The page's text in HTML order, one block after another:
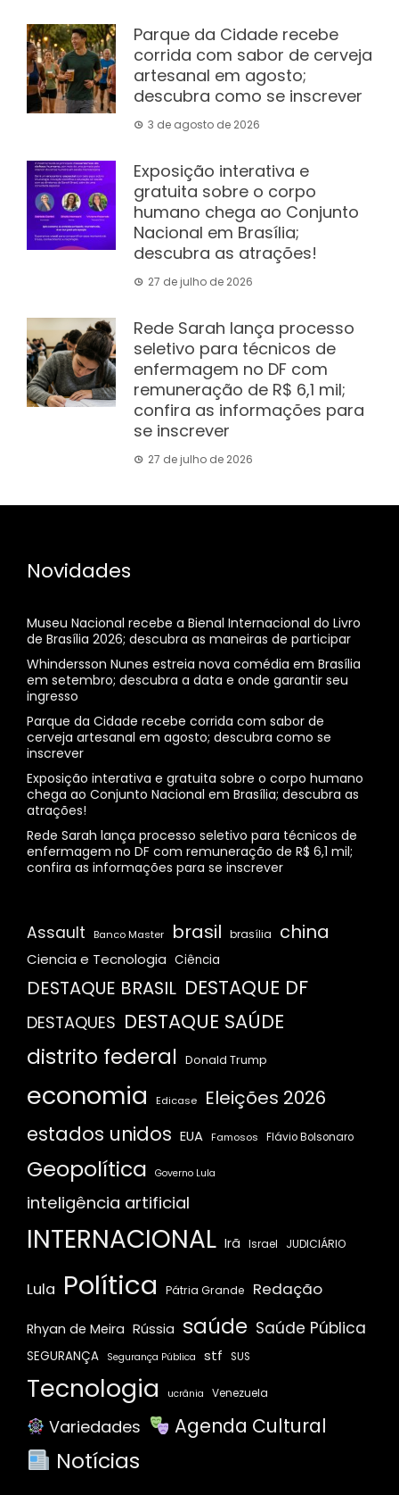
Parque da Cidade recebe
corrida com sabor de cerveja
artesanal em agosto;
descubra como se inscrever
3 de agosto de 2026
Exposição interativa e
gratuita sobre o corpo
humano chega ao Conjunto
Nacional em Brasília;
descubra as atrações!
27 de julho de 2026
Rede Sarah lança processo
seletivo para técnicos de
enfermagem no DF com
remuneração de R$ 6,1 mil;
confira as informações para
se inscrever
27 de julho de 2026
Novidades
Museu Nacional recebe a Bienal Internacional do Livro
de Brasília 2026; descubra as maneiras de participar
Whindersson Nunes estreia nova comédia em Brasília
em setembro; descubra a data e onde garantir seu
ingresso
Parque da Cidade recebe corrida com sabor de
cerveja artesanal em agosto; descubra como se
inscrever
Exposição interativa e gratuita sobre o corpo humano
chega ao Conjunto Nacional em Brasília; descubra as
atrações!
Rede Sarah lança processo seletivo para técnicos de
enfermagem no DF com remuneração de R$ 6,1 mil;
confira as informações para se inscrever
Assault Banco Master brasil brasília china
Ciencia e Tecnologia Ciência
DESTAQUE BRASIL DESTAQUE DF
DESTAQUES DESTAQUE SAÚDE
distrito federal Donald Trump
economia Edicase Eleições 2026
estados unidos EUA Famosos Flávio Bolsonaro
Geopolítica Governo Lula
inteligência artificial
INTERNACIONAL Irã Israel JUDICIÁRIO
Lula Política Pátria Grande Redação
Rhyan de Meira Rússia saúde Saúde Pública
SEGURANÇA Segurança Pública stf SUS
Tecnologia ucrânia Venezuela
Variedades Agenda Cultural
Notícias